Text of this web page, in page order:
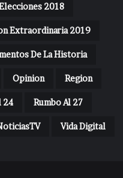
2018
Extraordinaria 2019
De La Historia
Opinion Region
24 Rumbo Al 27
Vida Digital